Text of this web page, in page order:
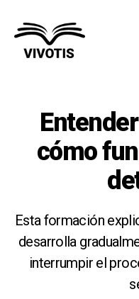
cómo
Esta formación
desarrolla
interrumpir el